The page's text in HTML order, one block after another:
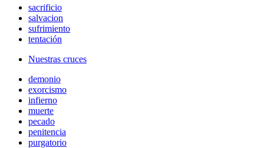
sacrificio
salvacion
sufrimiento
tentación
Nuestras cruces
demonio
exorcismo
infierno
muerte
pecado
penitencia
purgatorio